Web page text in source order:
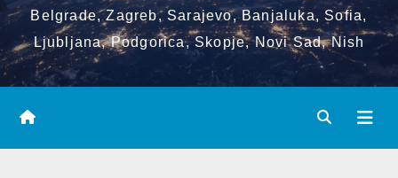
Belgrade, Zagreb, Sarajevo, Banjaluka, Sofia,
Ljubljana, Podgorica, Skopje, Novi Sad, Nish